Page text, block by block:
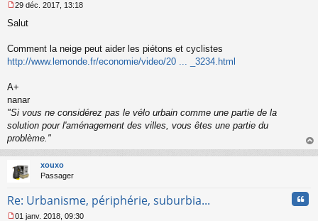
e
s
g
n
o
n
u
29 déc. 2017, 13:18
Salut
Comment la neige peut aider les piétons et cyclistes
http://www.lemonde.fr/economie/video/20 ... _3234.html
A+
nanar
"Si vous ne considérez pas le vélo urbain comme une partie de la
solution pour l'aménagement des villes, vous êtes une partie du
problème."
au
xouxo
Passager
Re: Urbanisme, périphérie, suburbia...
01 janv. 2018, 09:30